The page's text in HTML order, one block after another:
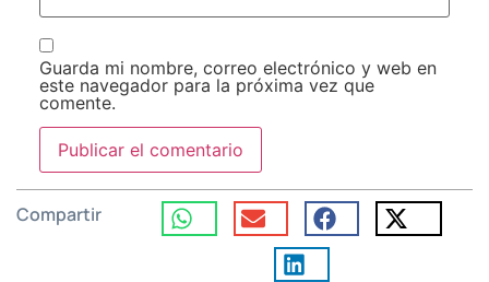
Guarda mi nombre, correo electrónico y web en
este navegador para la próxima vez que
comente.
Compartir